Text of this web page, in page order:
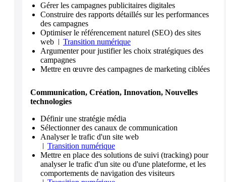
Gérer les campagnes publicitaires digitales
Construire des rapports détaillés sur les performances
des campagnes
Optimiser le référencement naturel (SEO) des sites
web
Transition numérique
Argumenter pour justifier les choix stratégiques des
campagnes
Mettre en œuvre des campagnes de marketing ciblées
Communication, Création, Innovation, Nouvelles
technologies
Définir une stratégie média
Sélectionner des canaux de communication
Analyser le trafic d'un site web
Transition numérique
Mettre en place des solutions de suivi (tracking) pour
analyser le trafic d'un site ou d'une plateforme, et les
comportements de navigation des visiteurs